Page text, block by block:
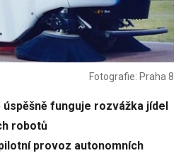
Fotografie: Praha 8
funguje rozvážka jídel
robotů
provoz autonomních